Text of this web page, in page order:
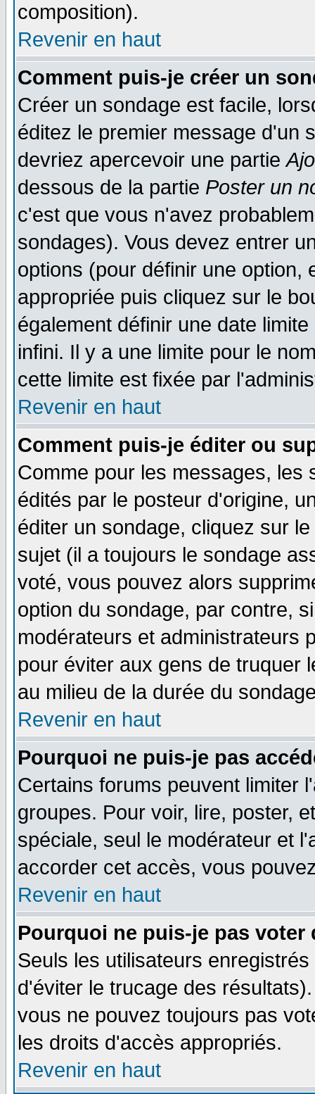
composition).
Revenir en haut
Comment puis-je créer un
Créer un sondage est facile,
éditez le premier message d'un
devriez apercevoir une partie
dessous de la partie Poster un
c'est que vous n'avez
sondages). Vous devez entrer
options (pour définir une option,
appropriée puis cliquez sur le
également définir une date
infini. Il y a une limite pour le
cette limite est fixée par
Revenir en haut
Comment puis-je éditer ou
Comme pour les messages, les
édités par le posteur d'origine,
éditer un sondage, cliquez sur
sujet (il a toujours le sondage
voté, vous pouvez alors
option du sondage, par contre,
modérateurs et administrateurs
pour éviter aux gens de truquer
au milieu de la durée du
Revenir en haut
Pourquoi ne puis-je pas
Certains forums peuvent limiter
groupes. Pour voir, lire, poster,
spéciale, seul le modérateur et
accorder cet accès, vous
Revenir en haut
Pourquoi ne puis-je pas voter
Seuls les utilisateurs
d'éviter le trucage des
vous ne pouvez toujours pas
les droits d'accès appropriés.
Revenir en haut